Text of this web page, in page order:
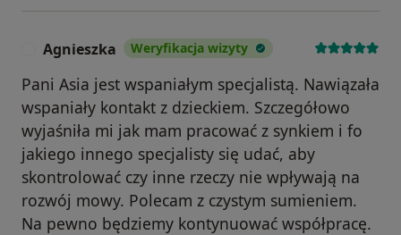
Agnieszka Weryfikacja wizyty
Pani Asia jest wspaniałym specjalistą. Nawiązała
wspaniały kontakt z dzieckiem. Szczegółowo
wyjaśniła mi jak mam pracować z synkiem i fo
jakiego innego specjalisty się udać, aby
skontrolować czy inne rzeczy nie wpływają na
rozwój mowy. Polecam z czystym sumieniem.
Na pewno będziemy kontynuować współpracę.